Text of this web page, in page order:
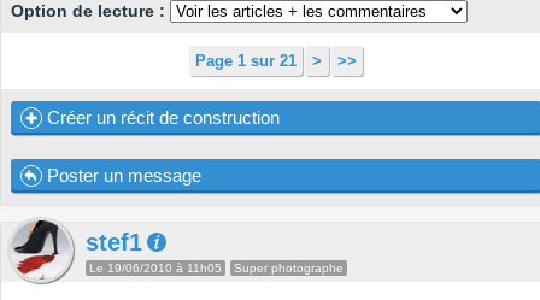
Option de lecture :
Page 1 sur 21 > >>
Créer un récit de construction
Poster un message
stef1
Le 19/06/2010 à 11h05 Super photographe